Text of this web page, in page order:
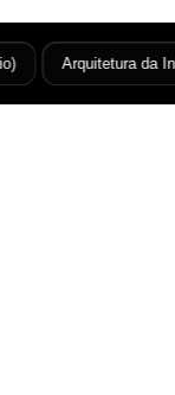
Arquitetura da